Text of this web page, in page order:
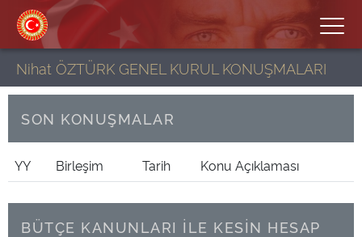
Nihat ÖZTÜRK GENEL KURUL KONUŞMALARI
SON KONUŞMALAR
YY Birleşim Tarih Konu Açıklaması
BÜTÇE KANUNLARI İLE KESİN HESAP